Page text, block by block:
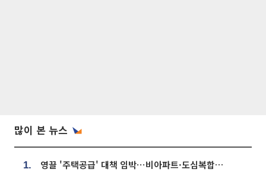
많이 본 뉴스
1. 영끌 '주택공급' 대책 임박⋯비아파트·도심복합까지 총동원